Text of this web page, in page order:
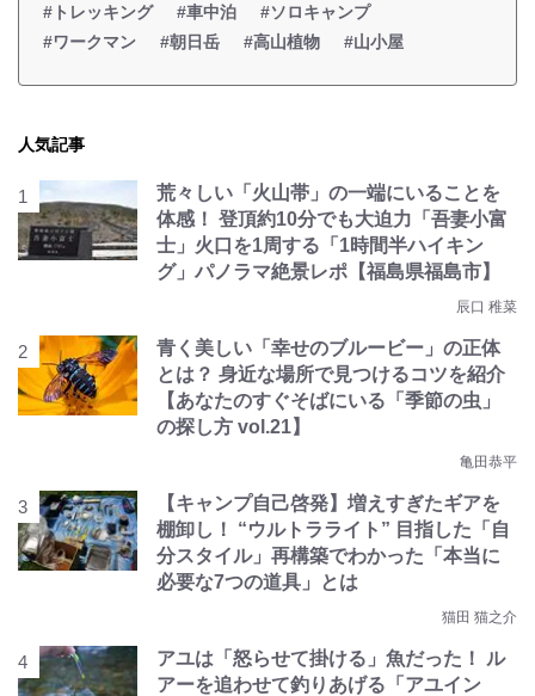
#トレッキング
#車中泊
#ソロキャンプ
#ワークマン
#朝日岳 #高山植物 #山小屋
人気記事
荒々しい「火山帯」の一端にいることを
体感！ 登頂約10分でも大迫力「吾妻小富
士」火口を1周する「1時間半ハイキン
グ」パノラマ絶景レポ【福島県福島市】
辰口 稚菜
青く美しい「幸せのブルービー」の正体
とは？ 身近な場所で見つけるコツを紹介
【あなたのすぐそばにいる「季節の虫」
の探し方 vol.21】
亀田恭平
【キャンプ自己啓発】増えすぎたギアを
棚卸し！ “ウルトラライト” 目指した「自
分スタイル」再構築でわかった「本当に
必要な7つの道具」とは
猫田 猫之介
アユは「怒らせて掛ける」魚だった！ ル
アーを追わせて釣りあげる「アユイン